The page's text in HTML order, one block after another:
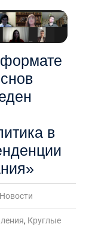
игра» —
1-2
имени
поступающих)
игра» —
1-2
игра» —
1-3
в
Новости
, Круглые